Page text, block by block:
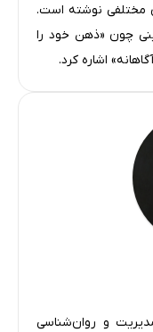
مختلفی نوشته است.
چون «ذهن خود را
اشاره کرد.
و روان‌شناسی